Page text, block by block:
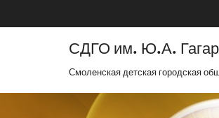
СДГО им. Ю.А.
Смоленская детская городская